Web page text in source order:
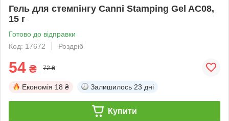
Гель для стемпінгу Canni Stamping Gel AC08,
15 г
Готово до відправки
Код: 17672
Роздріб
54 ₴ 72 ₴
Економія 18 ₴ Залишилось 23 дні
Купити